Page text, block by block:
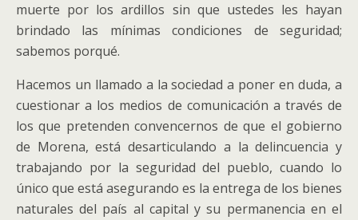
muerte por los ardillos sin que ustedes les hayan
brindado las mínimas condiciones de seguridad;
sabemos porqué.
Hacemos un llamado a la sociedad a poner en duda, a
cuestionar a los medios de comunicación a través de
los que pretenden convencernos de que el gobierno
de Morena, está desarticulando a la delincuencia y
trabajando por la seguridad del pueblo, cuando lo
único que está asegurando es la entrega de los bienes
naturales del país al capital y su permanencia en el